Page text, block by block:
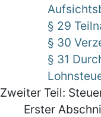
§ 29
§ 30
§ 31
Zweiter Teil:
Erster